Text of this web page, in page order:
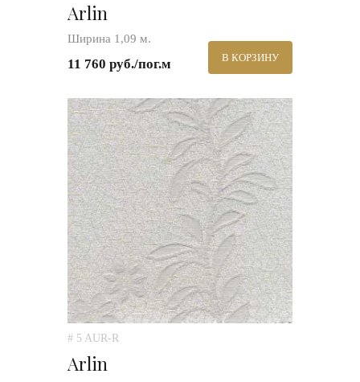
Arlin
Ширина 1,09 м.
11 760 руб./пог.м В КОРЗИНУ
# 5 AUR-R
Arlin